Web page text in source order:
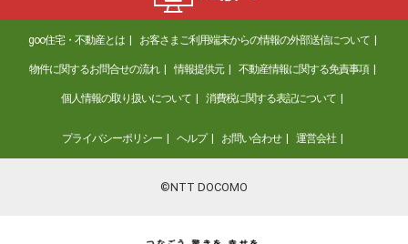
goo住宅・不動産とは お客さまご利用端末からの情報の外部送信について
物件に関するお問合せの流れ 情報提供元 不動産情報に関する免責事項
個人情報の取り扱いについて 消費税に関する表記について
プライバシーポリシー ヘルプ お問い合わせ 運営会社
©NTT DOCOMO